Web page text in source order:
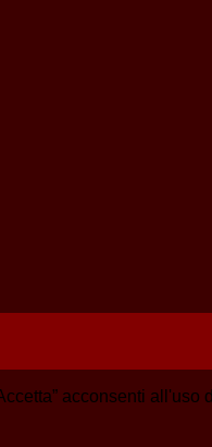
acconsenti all'uso